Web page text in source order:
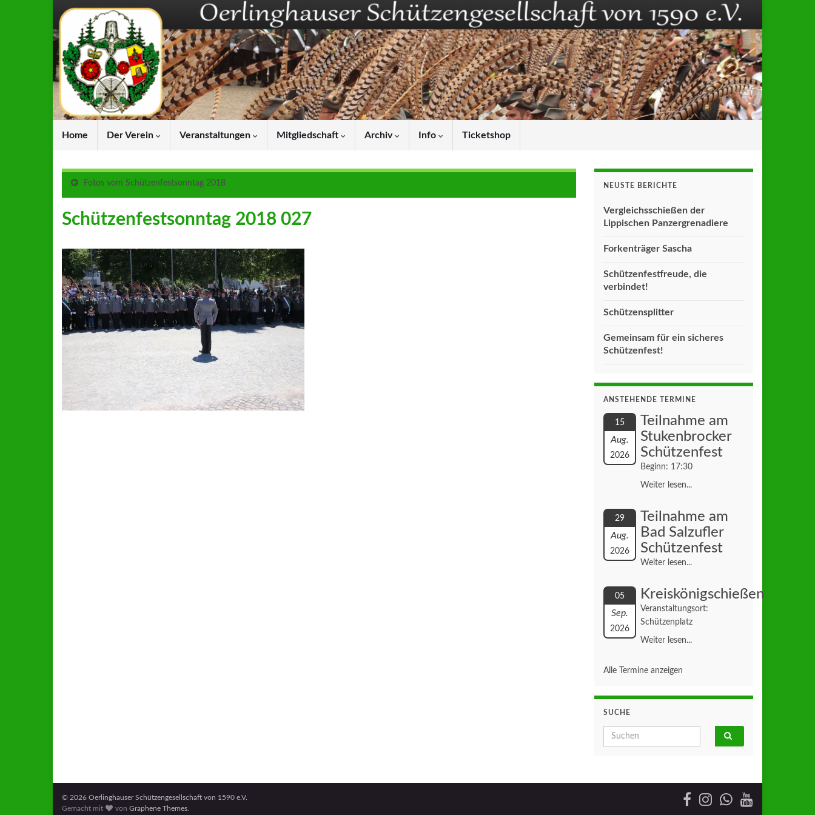
Home Der Verein Veranstaltungen Mitgliedschaft Archiv Info Ticketshop
Fotos vom Schützenfestsonntag 2018
Schützenfestsonntag 2018 027
NEUSTE BERICHTE
Vergleichsschießen der
Lippischen Panzergrenadiere
Forkenträger Sascha
Schützenfestfreude, die
verbindet!
Schützensplitter
Gemeinsam für ein sicheres
Schützenfest!
ANSTEHENDE TERMINE
15
Aug.
2026
Teilnahme am
Stukenbrocker
Schützenfest
Beginn: 17:30
Weiter lesen...
29
Aug.
2026
Teilnahme am
Bad Salzufler
Schützenfest
Weiter lesen...
05
Sep.
2026
Kreiskönigschießen
Veranstaltungsort:
Schützenplatz
Weiter lesen...
Alle Termine anzeigen
SUCHE
Search for:
© 2026 Oerlinghauser Schützengesellschaft von 1590 e.V.
Gemacht mit
vonGraphene Themes